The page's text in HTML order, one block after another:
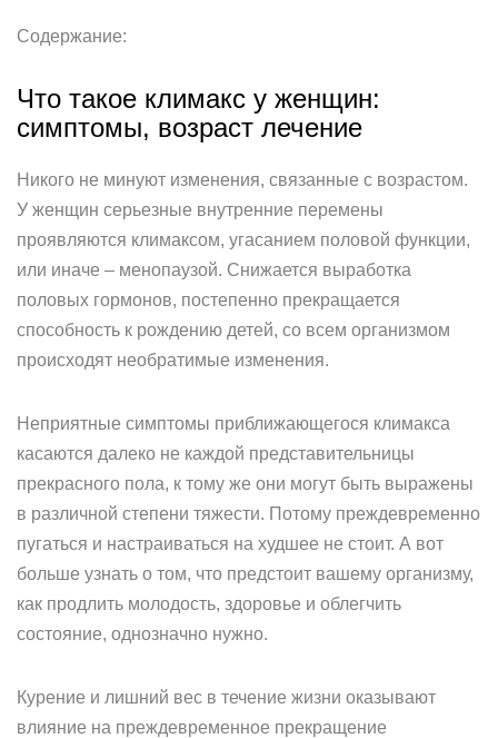
Содержание:
Что такое климакс у женщин:
симптомы, возраст лечение
Никого не минуют изменения, связанные с возрастом.
У женщин серьезные внутренние перемены
проявляются климаксом, угасанием половой функции,
или иначе – менопаузой. Снижается выработка
половых гормонов, постепенно прекращается
способность к рождению детей, со всем организмом
происходят необратимые изменения.
Неприятные симптомы приближающегося климакса
касаются далеко не каждой представительницы
прекрасного пола, к тому же они могут быть выражены
в различной степени тяжести. Потому преждевременно
пугаться и настраиваться на худшее не стоит. А вот
больше узнать о том, что предстоит вашему организму,
как продлить молодость, здоровье и облегчить
состояние, однозначно нужно.
Курение и лишний вес в течение жизни оказывают
влияние на преждевременное прекращение